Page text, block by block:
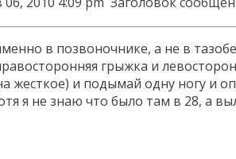
в позвоночнике, а не в
грыжка и
жесткое) и подымай одну ногу и
я не знаю что было там в 28, а